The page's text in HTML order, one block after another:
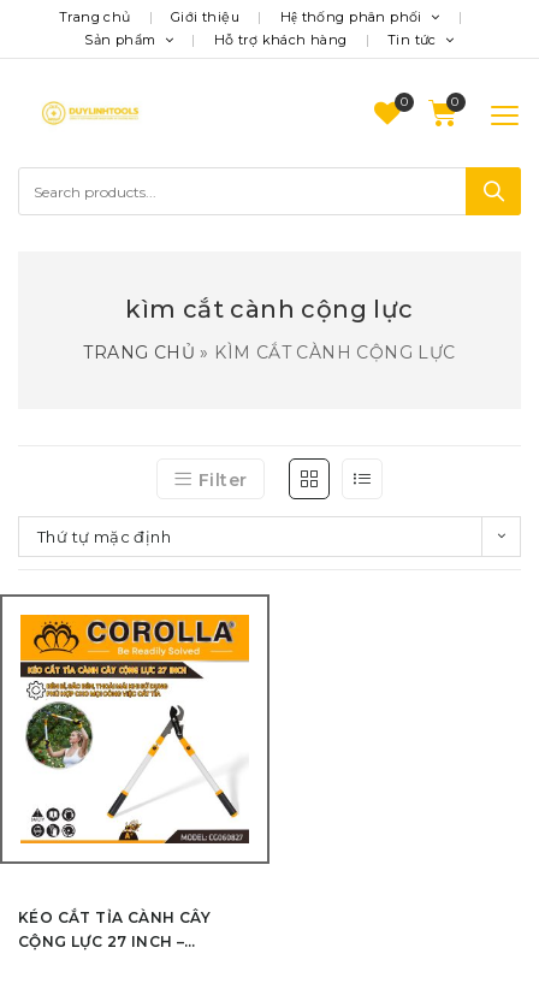
Trang chủ Giới thiệu
Hệ thống phân phối
Sản phẩm
Hỗ trợ khách hàng Tin tức
0
kìm cắt cành cộng lực
TRANG CHỦ » KÌM CẮT CÀNH CỘNG LỰC
Filter
Thứ tự mặc định
KÉO CẮT TỈA CÀNH CÂY
CỘNG LỰC 27 INCH –